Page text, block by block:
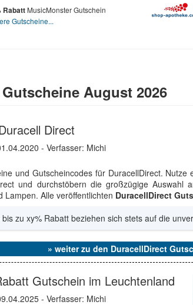
Rabatt MusicMonster Gutschein
Gutscheine...
August 2026
Direct
- Verfasser: Michi
und Gutscheincodes für DuracellDirect.
und durchstöbern die großzügige Auswahl
Lampen. Alle veröffentlichten DuracellDirect
zu xy% Rabatt beziehen sich stets auf die
» weiter zu den DuracellDirect
Gutschein im Leuchtenland
- Verfasser: Michi